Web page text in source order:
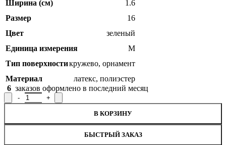
Ширина (см)
1.6
Размер
16
Цвет
зеленый
Единица измерения
М
Тип поверхностикружево, орнамент
Материал
латекс, полиэстер
6 заказов оформлено в последний месяц
Количество товара Тесьма эластичная отделочная Р.6904,
В КОРЗИНУ
БЫСТРЫЙ ЗАКАЗ